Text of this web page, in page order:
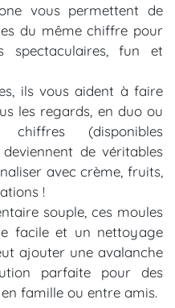
vous permettent de
du même chiffre pour
spectaculaires, fun et
ils vous aident à faire
les regards, en duo ou
(disponibles
de véritables
avec crème, fruits,
!
souple, ces moules
facile et un nettoyage
ajouter une avalanche
parfaite pour des
famille ou entre amis.